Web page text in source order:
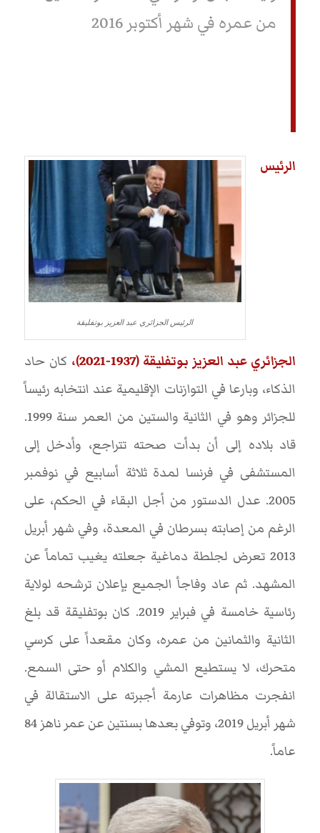
من عمره في شهر أكتوبر 2016
الرئيس الجزائري عبد العزيز بوتفليقة
الرئيس
الجزائري عبد العزيز بوتفليقة (1937-2021)،
كان حاد
الذكاء، وبارعا في التوازنات الإقليمية عند انتخابه رئيساً
للجزائر وهو في الثانية والستين من العمر سنة 1999.
قاد بلاده إلى أن بدأت صحته تتراجع، وأدخل إلى
المستشفى في فرنسا لمدة ثلاثة أسابيع في نوفمبر
2005. عدل الدستور من أجل البقاء في الحكم، على
الرغم من إصابته بسرطان في المعدة، وفي شهر أبريل
2013 تعرض لجلطة دماغية جعلته يغيب تماماً عن
المشهد. ثم عاد وفاجأ الجميع بإعلان ترشحه لولاية
رئاسية خامسة في فبراير 2019. كان بوتفليقة قد بلغ
الثانية والثمانين من عمره، وكان مقعداً على كرسي
متحرك، لا يستطيع المشي والكلام أو حتى السمع.
انفجرت مظاهرات عارمة أجبرته على الاستقالة في
شهر أبريل 2019، وتوفي بعدها بسنتين عن عمر ناهز 84
عاماً.